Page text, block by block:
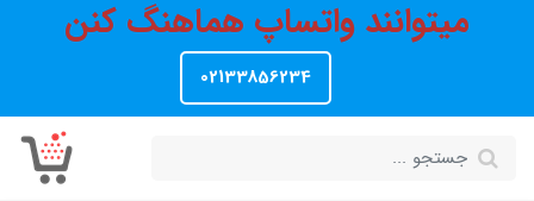
میتوانند واتساپ هماهنگ کنن
02133856234